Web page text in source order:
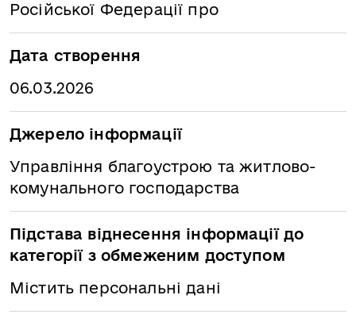
Російської Федерації про
Дата створення
06.03.2026
Джерело інформації
Управління благоустрою та житлово-
комунального господарства
Підстава віднесення інформації до
категорії з обмеженим доступом
Містить персональні дані